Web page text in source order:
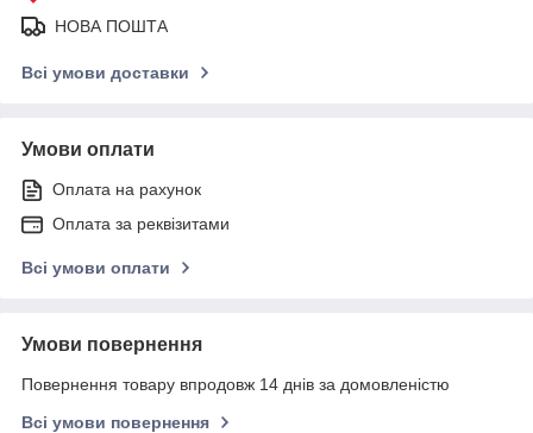
НОВА ПОШТА
Всі умови доставки
Умови оплати
Оплата на рахунок
Оплата за реквізитами
Всі умови оплати
Умови повернення
Повернення товару впродовж 14 днів за домовленістю
Всі умови повернення